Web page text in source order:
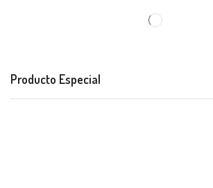
Producto Especial